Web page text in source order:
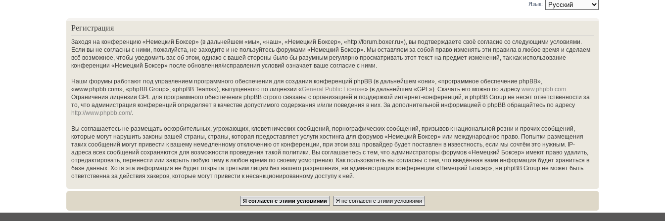
Язык:
Регистрация
Заходя на конференцию «Немецкий Боксер» (в дальнейшем «мы», «наш», «Немецкий Боксер», «http://forum.boxer.ru»), вы подтверждаете своё согласие со следующими условиями.
Если вы не согласны с ними, пожалуйста, не заходите и не пользуйтесь форумами «Немецкий Боксер». Мы оставляем за собой право изменять эти правила в любое время и сделаем
всё возможное, чтобы уведомить вас об этом, однако с вашей стороны было бы разумным регулярно просматривать этот текст на предмет изменений, так как использование
конференции «Немецкий Боксер» после обновления/исправления условий означает ваше согласие с ними.
Наши форумы работают под управлением программного обеспечения для создания конференций phpBB (в дальнейшем «они», «программное обеспечение phpBB»,
«www.phpbb.com», «phpBB Group», «phpBB Teams»), выпущенного по лицензии «General Public License» (в дальнейшем «GPL»). Скачать его можно по адресуwww.phpbb.com.
Ограничения лицензии GPL для программного обеспечения phpBB строго связаны с организацией и поддержкой интернет-конференций, и phpBB Group не несёт ответственности за
то, что администрация конференций определяет в качестве допустимого содержания и/или поведения в них. За дополнительной информацией о phpBB обращайтесь по адресу
http://www.phpbb.com/.
Вы соглашаетесь не размещать оскорбительных, угрожающих, клеветнических сообщений, порнографических сообщений, призывов к национальной розни и прочих сообщений,
которые могут нарушить законы вашей страны, страны, которая предоставляет услуги хостинга для форумов «Немецкий Боксер» или международное право. Попытки размещения
таких сообщений могут привести к вашему немедленному отключению от конференции, при этом ваш провайдер будет поставлен в известность, если мы сочтём это нужным. IP-
адреса всех сообщений сохраняются для возможности проведения такой политики. Вы соглашаетесь с тем, что администраторы форумов «Немецкий Боксер» имеют право удалить,
отредактировать, перенести или закрыть любую тему в любое время по своему усмотрению. Как пользователь вы согласны с тем, что введённая вами информация будет храниться в
базе данных. Хотя эта информация не будет открыта третьим лицам без вашего разрешения, ни администрация конференции «Немецкий Боксер», ни phpBB Group не может быть
ответственна за действия хакеров, которые могут привести к несанкционированному доступу к ней.